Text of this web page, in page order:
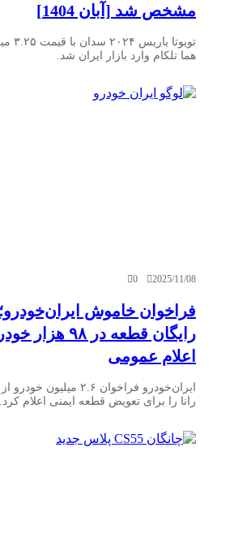
مشخص شد [آبان 1404]
هما تلکام وارد بازار ایران شد.
2025/11/08
0
فراخوان خاموش
رایگان قطعه در
اعلام عمومی
رانا را برای تعویض قطعه ایمنی اعلام کرد.